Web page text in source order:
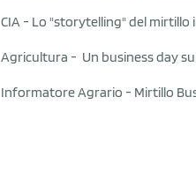
CIA - Lo "storytelling" del mirtillo
Agricultura - Un business day
Informatore Agrario - Mirtillo